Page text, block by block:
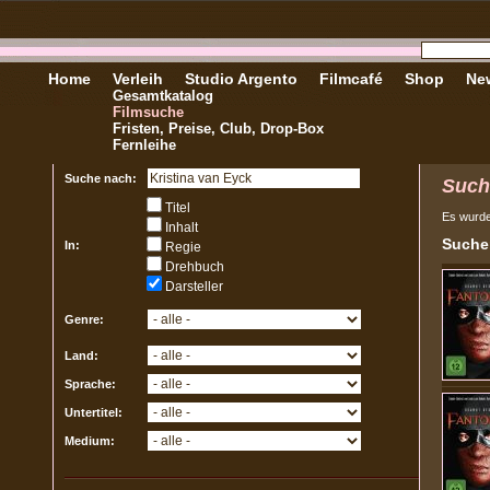
Home Verleih
Gesamtkatalog
Filmsuche
Fristen, Preise, Club, Drop-Box
Fernleihe
Studio Argento Filmcafé Shop
Suche nach:
In:
Titel
Inhalt
Regie
Drehbuch
Darsteller
Genre:
Land:
Sprache:
Untertitel:
Medium:
Es